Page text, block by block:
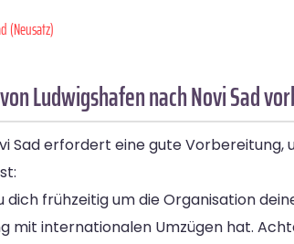
(Neusatz)
Ludwigshafen nach Novi Sad
Sad erfordert eine gute
dich frühzeitig um die Organisation
mit internationalen Umzügen hat.